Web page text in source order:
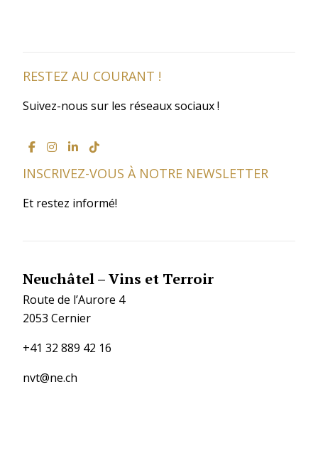
RESTEZ AU COURANT !
Suivez-nous sur les réseaux sociaux !
INSCRIVEZ-VOUS À NOTRE NEWSLETTER
Et restez informé!
Neuchâtel – Vins et Terroir
Route de l’Aurore 4
2053 Cernier
+41 32 889 42 16
nvt@ne.ch